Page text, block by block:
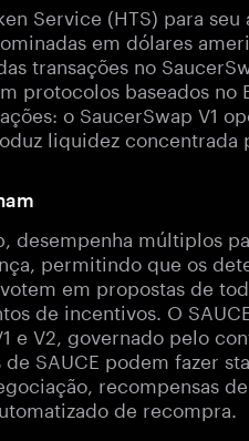
Service (HTS) para
em dólares
transações no
protocolos baseados no
o SaucerSwap V1
liquidez
desempenha múltiplos
permitindo que os
em propostas de
de incentivos. O
e V2, governado pelo
SAUCE podem fazer
recompensas
de recompra.